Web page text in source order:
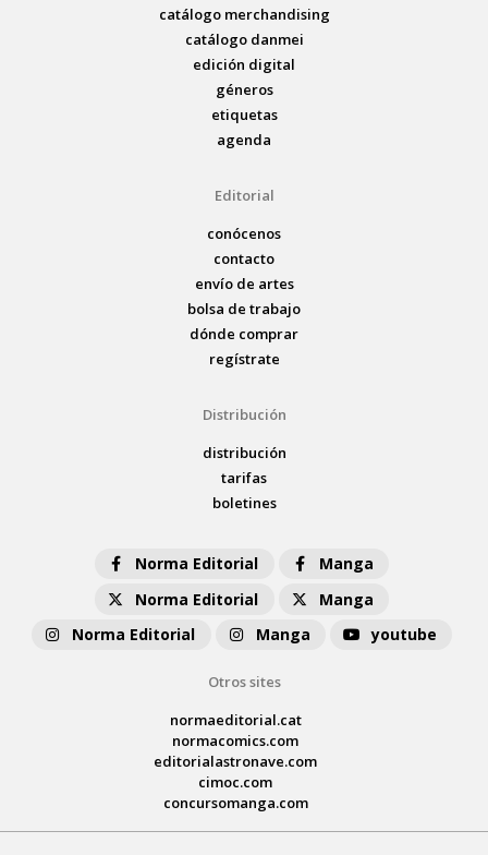
catálogo merchandising
catálogo danmei
edición digital
géneros
etiquetas
agenda
Editorial
conócenos
contacto
envío de artes
bolsa de trabajo
dónde comprar
regístrate
Distribución
distribución
tarifas
boletines
Norma Editorial
Manga
Norma Editorial
Manga
Norma Editorial
Manga youtube
Otros sites
normaeditorial.cat
normacomics.com
editorialastronave.com
cimoc.com
concursomanga.com